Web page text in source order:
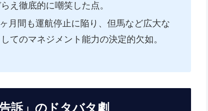
え徹底的に嘲笑した点。
月間も運航停止に陥り、但馬など広大な
てのマネジメント能力の決定的欠如。
訴」のドタバタ劇